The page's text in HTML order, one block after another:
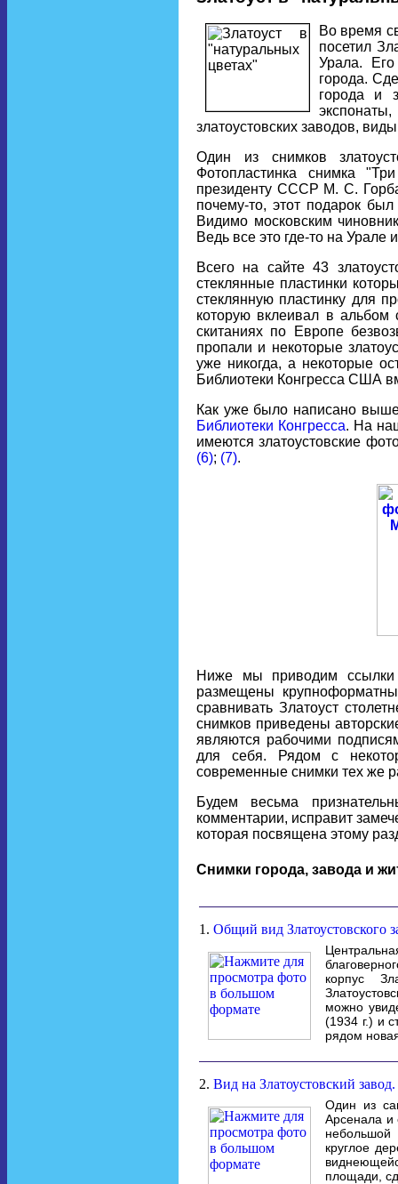
Во время
посетил
Урала.
города.
города и
златоустовских заводов,
Один из снимков
Фотопластинка снимка
президенту СССР М. С.
почему-то, этот подарок
Видимо московским
Ведь все это где-то на Урале
Всего на сайте 43
стеклянные пластинки
стеклянную пластинку для
которую вклеивал в альбом
скитаниях по Европе
пропали и некоторые
уже никогда, а некоторые
Библиотеки Конгресса США
Как уже было написано
Библиотеки Конгресса. На
имеются златоустовские
(6); (7).
Ниже мы приводим ссылки
размещены
сравнивать Златоуст
снимков приведены
являются рабочими
для себя. Рядом с
современные снимки тех же
Будем весьма
комментарии, исправит
которая посвящена этому
Снимки города, завода и
1. Общий вид Златоустовского
корпус
можно
(1934 г.) и
рядом
2. Вид на Златоустовский
Один из
Арсенала и
небольшой
круглое
площади,